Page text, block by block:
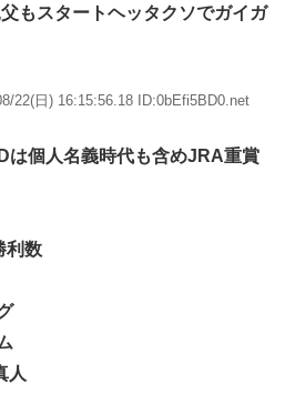
もスタートヘッタクソでガイガ
22(日) 16:15:56.18 ID:0bEfi5BD0.net
は個人名義時代も含めJRA重賞
利数
人